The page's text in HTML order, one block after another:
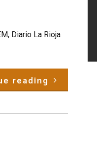
Diario La Rioja
reading